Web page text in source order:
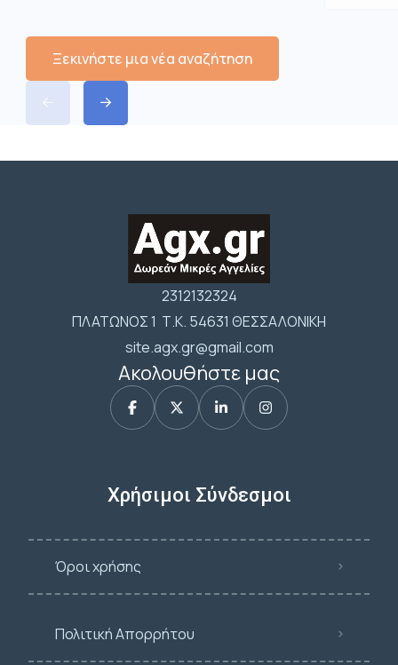
Ξεκινήστε μια νέα αναζήτηση
2312132324
ΠΛΑΤΩΝΟΣ 1 Τ.Κ. 54631 ΘΕΣΣΑΛΟΝΙΚΗ
site.agx.gr@gmail.com
Ακολουθήστε μας
Χρήσιμοι Σύνδεσμοι
Όροι χρήσης
Πολιτική Απορρήτου